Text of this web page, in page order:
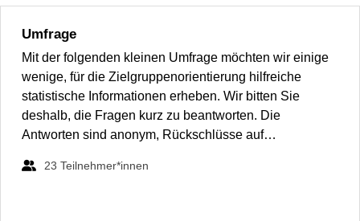
Umfrage
Mit der folgenden kleinen Umfrage möchten wir einige
wenige, für die Zielgruppenorientierung hilfreiche
statistische Informationen erheben. Wir bitten Sie
deshalb, die Fragen kurz zu beantworten. Die
Antworten sind anonym, Rückschlüsse auf…
23 Teilnehmer*innen